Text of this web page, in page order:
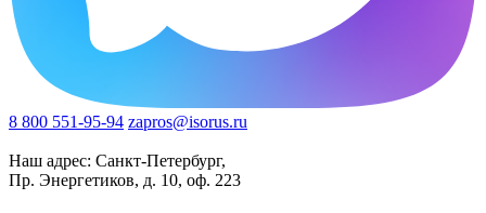
8 800 551-95-94 zapros@isorus.ru
Наш адрес: Санкт-Петербург,
Пр. Энергетиков, д. 10, оф. 223